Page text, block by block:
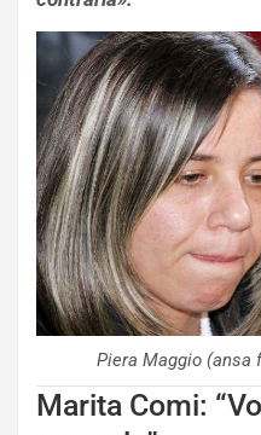
Piera Maggio
Marita Comi: